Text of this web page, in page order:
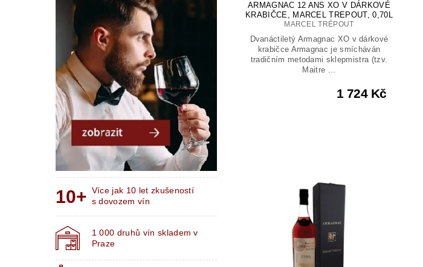
Více jak 10 let zkušeností
s dovozem vín
1 000 druhů vín skladem v
Praze
ARMAGNAC 12 ANS XO V DÁRKOVÉ
KRABIČCE, MARCEL TREPOUT, 0,70L
MARCEL TRÉPOUT
Dvanáctiletý Armagnac XO v dárkové
krabičce Armagnac je smícháván
tradičním metodami sklepmistra (tzv.
Maitre ...
1 724 Kč